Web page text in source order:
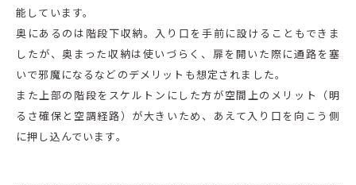
能しています。
奥にあるのは階段下収納。入り口を手前に設けることもできま
したが、奥まった収納は使いづらく、扉を開いた際に通路を塞
いで邪魔になるなどのデメリットも想定されました。
また上部の階段をスケルトンにした方が空間上のメリット（明
るさ確保と空調経路）が大きいため、あえて入り口を向こう側
に押し込んでいます。